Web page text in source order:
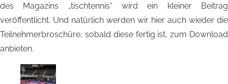
des Magazins „tischtennis“ wird ein kleiner Beitrag
veröffentlicht. Und natürlich werden wir hier auch wieder die
Teilnehmerbroschüre, sobald diese fertig ist, zum Download
anbieten.